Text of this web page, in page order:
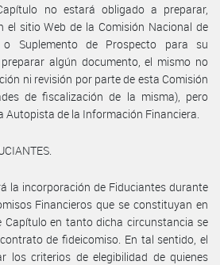
no estará obligado a preparar,
el sitio Web de la Comisión Nacional de
Suplemento de Prospecto para su
algún documento, el mismo no
ni revisión por parte de esta Comisión
de fiscalización de la misma), pero
Autopista de la Información Financiera.
la incorporación de Fiduciantes durante
Financieros que se constituyan en
Capítulo en tanto dicha circunstancia se
de fideicomiso. En tal sentido, el
los criterios de elegibilidad de quienes